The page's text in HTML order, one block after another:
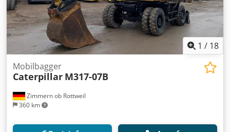
1 / 18
Zimmern ob Rottweil
360 km
Mobilbagger
Caterpillar M317-07B